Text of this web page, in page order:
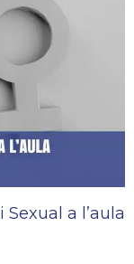
a l’aula